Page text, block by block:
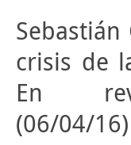
crisis de
En
(06/04/16)